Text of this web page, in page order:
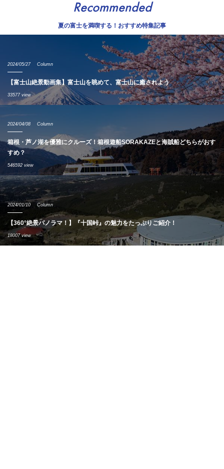
Recommended
夏の富士を満喫する！おすすめ特集記事
2024/05/27 Column
【富士山絶景動画集】富士山を眺めて、富士山に癒されよう
33577 view
2024/04/08 Column
箱根・芦ノ湖を優雅にクルーズ！箱根遊船SORAKAZEと海賊船どちらがおす
すめ？
546592 view
2024/01/10 Column
【360°絶景パノラマ！】『十国峠』の魅力をたっぷりご紹介！
18007 view